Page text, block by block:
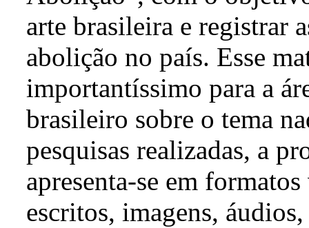
arte brasileira e registrar
abolição no país. Esse
importantíssimo para a
brasileiro sobre o tema
pesquisas realizadas, a
apresenta-se em
escritos, imagens,